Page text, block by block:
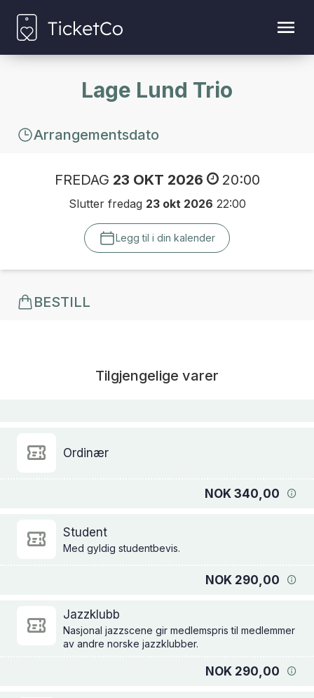
Lage Lund Trio
Arrangementsdato
FREDAG 23 OKT 2026 20:00
Slutter fredag 23 okt 2026 22:00
Legg til i din kalender
BESTILL
Tilgjengelige varer
Ordinær
NOK 340,00
Student
Med gyldig studentbevis.
NOK 290,00
Jazzklubb
Nasjonal jazzscene gir medlemspris til medlemmer
av andre norske jazzklubber.
NOK 290,00